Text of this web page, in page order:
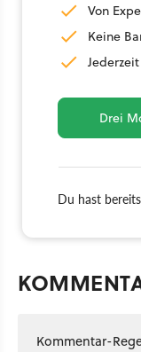
Von
Keine
Drei
Du hast
Kommentar-